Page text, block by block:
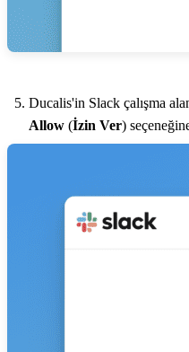
Ducalis'in Slack çalışma
Allow (İzin Ver)